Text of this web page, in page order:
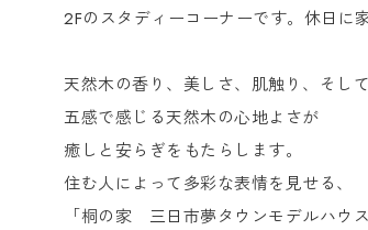
2Fのスタディーコーナーです。休日に
天然木の香り、美しさ、肌触り、そし
五感で感じる天然木の心地よさが
癒しと安らぎをもたらします。
住む人によって多彩な表情を見せる、
「桐の家 三日市夢タウンモデルハウ